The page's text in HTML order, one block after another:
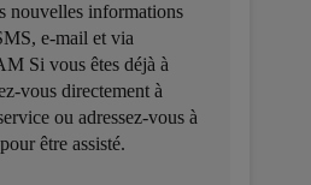
nouvelles informations
e-mail et via
Si vous êtes déjà à
vous directement à
ou adressez-vous à
être assisté.